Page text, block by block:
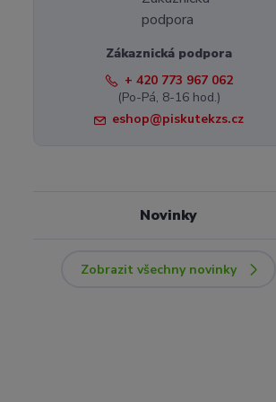
Zákaznická podpora
+ 420 773 967 062
(Po-Pá, 8-16 hod.)
eshop@piskutekzs.cz
Novinky
Zobrazit všechny novinky